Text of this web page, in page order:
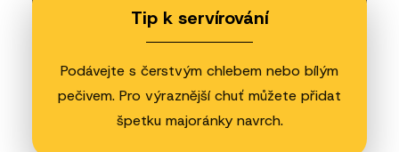
Tip k servírování
Podávejte s čerstvým chlebem nebo bílým
pečivem. Pro výraznější chuť můžete přidat
špetku majoránky navrch.